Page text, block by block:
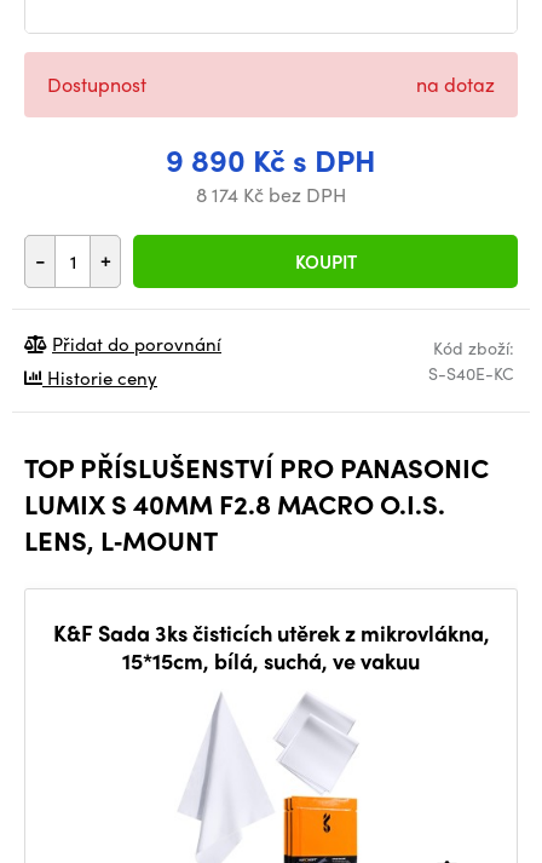
9 890 Kč s DPH
8 174 Kč bez DPH
- + KOUPIT
Dostupnost na dotaz
Kód zboží:
S-S40E-KC
Přidat do porovnání
Historie ceny
TOP PŘÍSLUŠENSTVÍ PRO PANASONIC
LUMIX S 40MM F2.8 MACRO O.I.S.
LENS, L‑MOUNT
K&F Sada 3ks čisticích utěrek z mikrovlákna,
15*15cm, bílá, suchá, ve vakuu